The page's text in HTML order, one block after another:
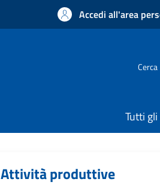
Accedi all'area
Cerca
Tutti
Attività produttive